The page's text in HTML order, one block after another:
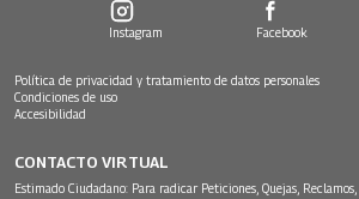
Instagram Facebook
Política de privacidad y tratamiento de datos personales
Condiciones de uso
Accesibilidad
CONTACTO VIRTUAL
Estimado Ciudadano: Para radicar Peticiones, Quejas,